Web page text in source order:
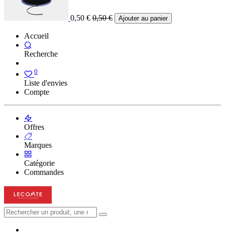
0,50 € 0,50€ Ajouter au panier
Accueil
Recherche
0
Liste d'envies
Compte
Offres
Marques
Catégorie
Commandes